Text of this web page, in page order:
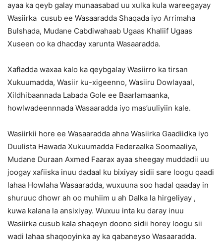
ayaa ka qeyb galay munaasabad uu xulka kula wareegayay
Wasiirka cusub ee Wasaaradda Shaqada iyo Arrimaha
Bulshada, Mudane Cabdiwahaab Ugaas Khaliif Ugaas
Xuseen oo ka dhacday xarunta Wasaaradda.
Xafladda waxaa kalo ka qeybgalay Wasiirro ka tirsan
Xukuumadda, Wasiir ku-xigeenno, Wasiiru Dowlayaal,
Xildhibaannada Labada Gole ee Baarlamaanka,
howlwadeennnada Wasaaradda iyo mas’uuliyiin kale.
Wasiirkii hore ee Wasaaradda ahna Wasiirka Gaadiidka iyo
Duulista Hawada Xukuumadda Federaalka Soomaaliya,
Mudane Duraan Axmed Faarax ayaa sheegay muddadii uu
joogay xafiiska inuu dadaal ku bixiyay sidii sare loogu qaadi
lahaa Howlaha Wasaaradda, wuxuuna soo hadal qaaday in
shuruuc dhowr ah oo muhiim u ah Dalka la hirgeliyay ,
kuwa kalana la ansixiyay. Wuxuu inta ku daray inuu
Wasiirka cusub kala shaqeyn doono sidii horey loogu sii
wadi lahaa shaqooyinka ay ka qabaneyso Wasaaradda.